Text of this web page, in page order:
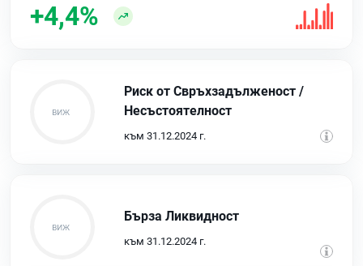
+4,4%
Риск от Свръхзадълженост /
Несъстоятелност
към 31.12.2024 г.
Бърза Ликвидност
към 31.12.2024 г.